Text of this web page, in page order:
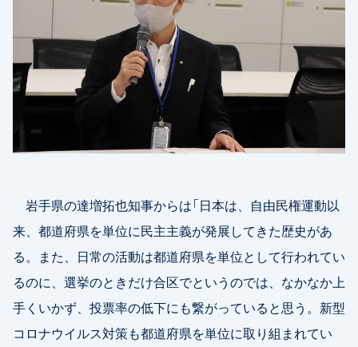
岩手県の達増拓也知事からは「日本は、自由民権運動以
来、都道府県を単位に民主主義が発展してきた歴史があ
る。また、日常の活動は都道府県を単位として行われてい
るのに、選挙のときだけ合区でというのでは、なかなか上
手くいかず、投票率の低下にも繋がっていると思う。新型
コロナウイルス対策も都道府県を単位に取り組まれてい